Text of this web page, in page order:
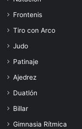
Frontenis
Tiro con Arco
Judo
Patinaje
Ajedrez
Duatlón
Billar
Gimnasia Rítmica